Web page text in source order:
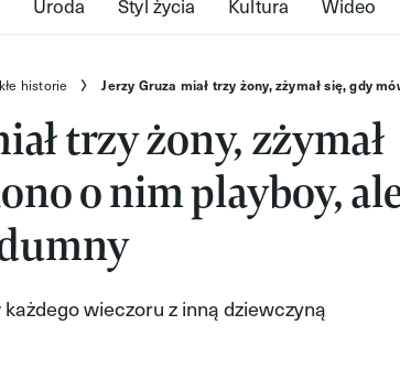
historie Jerzy Gruza miał trzy żony, zżymał się, gdy
trzy żony, zżymał
o nim playboy,
każdego wieczoru z inną dziewczyną